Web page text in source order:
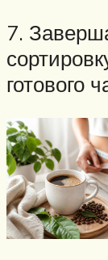
7.
готового